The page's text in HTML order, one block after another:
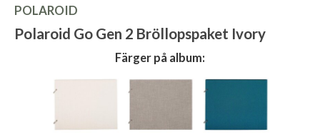
POLAROID
Polaroid Go Gen 2 Bröllopspaket Ivory
Färger på album: